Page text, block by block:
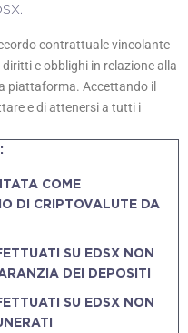
contrattuale vincolante
e obblighi in relazione alla
piattaforma. Accettando il
e di attenersi a tutti i
COME
DI CRIPTOVALUTE DA
SU EDSX NON
DEI DEPOSITI
SU EDSX NON